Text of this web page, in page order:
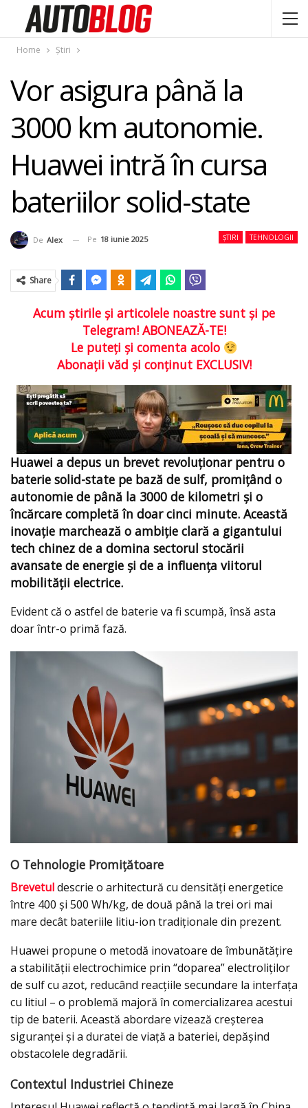
Home Știri
Vor asigura până la
3000 km autonomie.
Huawei intră în cursa
bateriilor solid-state
ȘTIRI TEHNOLOGII
De Alex Pe 18 iunie 2025
Share
Acum ştirile şi articolele noastre sunt şi pe
Telegram! ABONEAZĂ-TE!
Le puteţi şi comenta acolo
Abonaţii văd şi conţinut EXCLUSIV!
Huawei a depus un brevet revoluționar pentru o
baterie solid-state pe bază de sulf, promițând o
autonomie de până la 3000 de kilometri și o
încărcare completă în doar cinci minute. Această
inovație marchează o ambiție clară a gigantului
tech chinez de a domina sectorul stocării
avansate de energie și de a influența viitorul
mobilității electrice.
Evident că o astfel de baterie va fi scumpă, însă asta
doar într-o primă fază.
O Tehnologie Promițătoare
Brevetuldescrie o arhitectură cu densități energetice
între 400 și 500 Wh/kg, de două până la trei ori mai
mare decât bateriile litiu-ion tradiționale din prezent.
Huawei propune o metodă inovatoare de îmbunătățire
a stabilității electrochimice prin “doparea” electroliților
de sulf cu azot, reducând reacțiile secundare la interfața
cu litiul – o problemă majoră în comercializarea acestui
tip de baterii. Această abordare vizează creșterea
siguranței și a duratei de viață a bateriei, depășind
obstacolele degradării.
Contextul Industriei Chineze